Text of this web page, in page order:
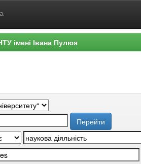
імені Івана Пулюя